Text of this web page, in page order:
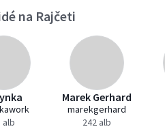
na Rajčeti
alb
Marek Gerhard
marekgerhard
242 alb